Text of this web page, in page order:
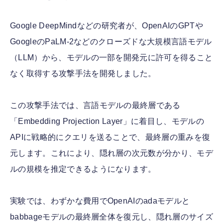
Google DeepMindなどの研究者が、OpenAIのGPTや
GoogleのPaLM-2などのクローズドな大規模言語モデル
（LLM）から、モデルの一部を開発元に許可を得ること
なく取得する攻撃手法を開発しました。
この攻撃手法では、言語モデルの最終層である
「Embedding Projection Layer」に着目し、モデルの
APIに戦略的にクエリを送ることで、最終層の重みを復
元します。これにより、隠れ層の次元数が分かり、モデ
ルの規模を推定できるようになります。
実験では、わずかな費用でOpenAIのadaモデルと
babbageモデルの最終層全体を復元し、隠れ層のサイズ